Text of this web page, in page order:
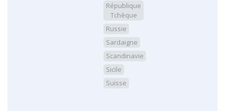
République
Tchèque
Russie
Sardaigne
Scandinavie
Sicile
Suisse